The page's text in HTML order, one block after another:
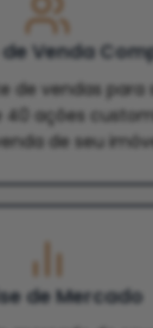
Venda
de vendas para
ações
de seu
de Mercado